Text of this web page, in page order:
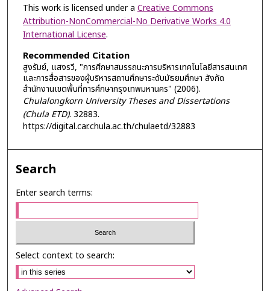
This work is licensed under a Creative Commons
Attribution-NonCommercial-No Derivative Works 4.0
International License.
Recommended Citation
สูงรัมย์, แสงรวี, "การศึกษาสมรรถนะการบริหารเทคโนโลยีสารสนเทศ
และการสื่อสารของผู้บริหารสถานศึกษาระดับมัธยมศึกษา สังกัด
สำนักงานเขตพื้นที่การศึกษากรุงเทพมหานคร" (2006).
Chulalongkorn University Theses and Dissertations
(Chula ETD). 32883.
https://digital.car.chula.ac.th/chulaetd/32883
Search
Enter search terms:
Select context to search: